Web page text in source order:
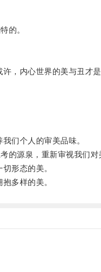
的。
，内心世界的美与丑才是
们个人的审美品味。
源泉，重新审视我们对
形态的美。
多样的美。